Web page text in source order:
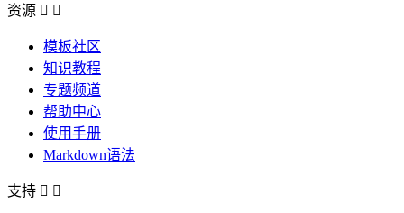
资源  
模板社区
知识教程
专题频道
帮助中心
使用手册
Markdown语法
支持  